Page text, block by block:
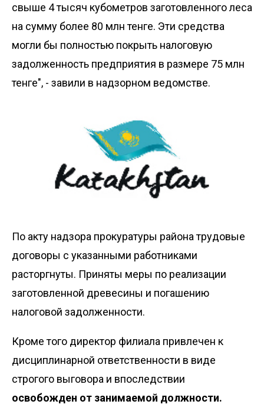
свыше 4 тысяч кубометров заготовленного леса
на сумму более 80 млн тенге. Эти средства
могли бы полностью покрыть налоговую
задолженность предприятия в размере 75 млн
тенге", - завили в надзорном ведомстве.
По акту надзора прокуратуры района трудовые
договоры с указанными работниками
расторгнуты. Приняты меры по реализации
заготовленной древесины и погашению
налоговой задолженности.
Кроме того директор филиала привлечен к
дисциплинарной ответственности в виде
строгого выговора и впоследствии
освобожден от занимаемой должности.